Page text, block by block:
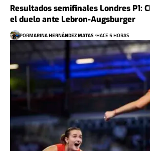
Resultados semifinales Londres P1:
el duelo ante Lebron-Augsburger
PORMARINA HERNÁNDEZ MATAS HACE 5 HORAS